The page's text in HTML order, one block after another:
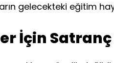
gelecekteki eğitim
İçin